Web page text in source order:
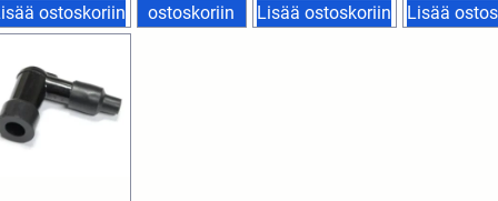
ostoskoriin
ostoskoriin
Lisää ostoskoriin Lisää